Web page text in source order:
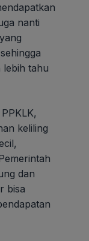
nanti
lebih tahu
keliling
dan
bisa